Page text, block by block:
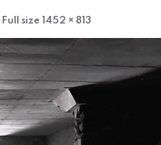
Full
size
Full size 1452 × 813